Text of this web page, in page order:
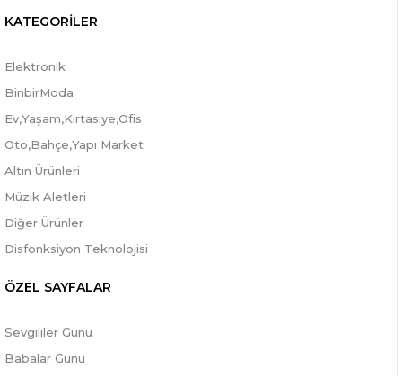
KATEGORİLER
Elektronik
BinbirModa
Ev,Yaşam,Kırtasiye,Ofis
Oto,Bahçe,Yapı Market
Altın Ürünleri
Müzik Aletleri
Diğer Ürünler
Disfonksiyon Teknolojisi
ÖZEL SAYFALAR
Sevgililer Günü
Babalar Günü